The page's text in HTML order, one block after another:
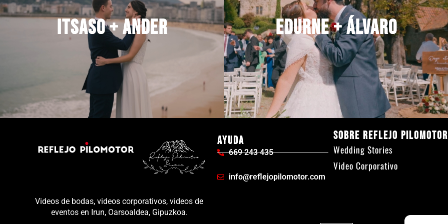
Itsaso + Ander
Itsaso + Ander Edurne + Álvaro
Edurne + Álvaro
Videos de bodas, videos corporativos, videos de
eventos en Irun, Oarsoaldea, Gipuzkoa.
Ayuda
669 243 435
info@reflejopilomotor.com
Sobre Reflejo Pilomotor
Wedding Stories
Video Corporativo